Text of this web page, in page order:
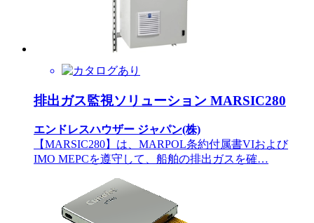
排出ガス監視ソリューション MARSIC280
エンドレスハウザー ジャパン(株)
【MARSIC280】は、MARPOL条約付属書VIおよび
IMO MEPCを遵守して、船舶の排出ガスを確…